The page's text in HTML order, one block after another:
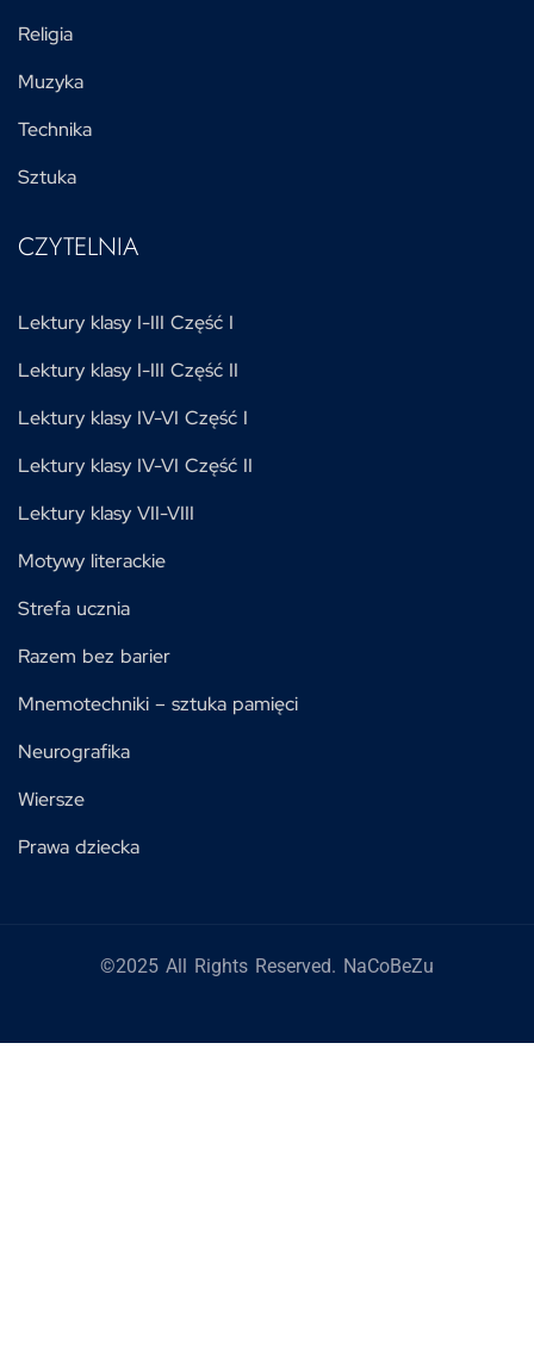
Religia
Muzyka
Technika
Sztuka
CZYTELNIA
Lektury klasy I-III Część I
Lektury klasy I-III Część II
Lektury klasy IV-VI Część I
Lektury klasy IV-VI Część II
Lektury klasy VII-VIII
Motywy literackie
Strefa ucznia
Razem bez barier
Mnemotechniki – sztuka pamięci
Neurografika
Wiersze
Prawa dziecka
©2025 All Rights Reserved. NaCoBeZu